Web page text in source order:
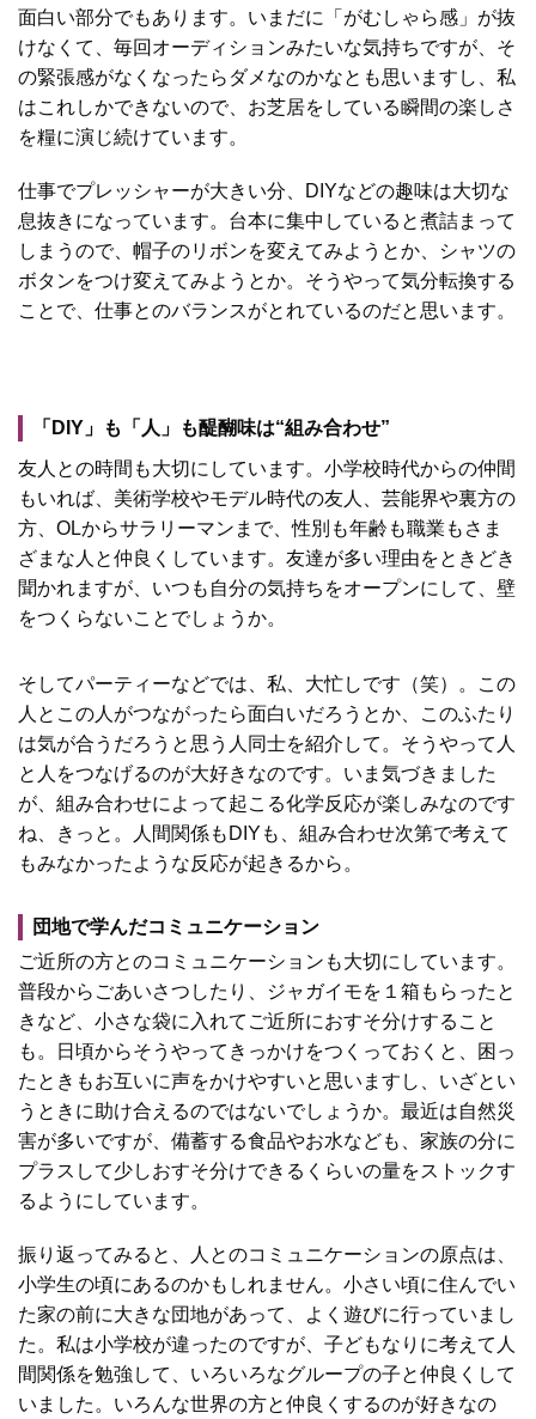
面白い部分でもあります。いまだに「がむしゃら感」が抜
けなくて、毎回オーディションみたいな気持ちですが、そ
の緊張感がなくなったらダメなのかなとも思いますし、私
はこれしかできないので、お芝居をしている瞬間の楽しさ
を糧に演じ続けています。
仕事でプレッシャーが大きい分、DIYなどの趣味は大切な
息抜きになっています。台本に集中していると煮詰まって
しまうので、帽子のリボンを変えてみようとか、シャツの
ボタンをつけ変えてみようとか。そうやって気分転換する
ことで、仕事とのバランスがとれているのだと思います。
「DIY」も「人」も醍醐味は“組み合わせ”
友人との時間も大切にしています。小学校時代からの仲間
もいれば、美術学校やモデル時代の友人、芸能界や裏方の
方、OLからサラリーマンまで、性別も年齢も職業もさま
ざまな人と仲良くしています。友達が多い理由をときどき
聞かれますが、いつも自分の気持ちをオープンにして、壁
をつくらないことでしょうか。
そしてパーティーなどでは、私、大忙しです（笑）。この
人とこの人がつながったら面白いだろうとか、このふたり
は気が合うだろうと思う人同士を紹介して。そうやって人
と人をつなげるのが大好きなのです。いま気づきました
が、組み合わせによって起こる化学反応が楽しみなのです
ね、きっと。人間関係もDIYも、組み合わせ次第で考えて
もみなかったような反応が起きるから。
団地で学んだコミュニケーション
ご近所の方とのコミュニケーションも大切にしています。
普段からごあいさつしたり、ジャガイモを１箱もらったと
きなど、小さな袋に入れてご近所におすそ分けすること
も。日頃からそうやってきっかけをつくっておくと、困っ
たときもお互いに声をかけやすいと思いますし、いざとい
うときに助け合えるのではないでしょうか。最近は自然災
害が多いですが、備蓄する食品やお水なども、家族の分に
プラスして少しおすそ分けできるくらいの量をストックす
るようにしています。
振り返ってみると、人とのコミュニケーションの原点は、
小学生の頃にあるのかもしれません。小さい頃に住んでい
た家の前に大きな団地があって、よく遊びに行っていまし
た。私は小学校が違ったのですが、子どもなりに考えて人
間関係を勉強して、いろいろなグループの子と仲良くして
いました。いろんな世界の方と仲良くするのが好きなの